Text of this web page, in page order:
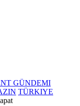
GÜNDEMI
TÜRKIYE